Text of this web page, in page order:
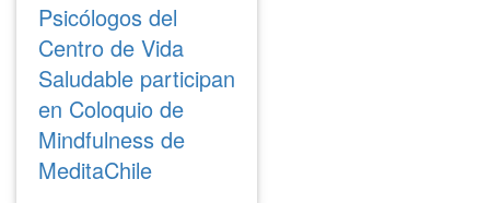
Psicólogos del
Centro de Vida
Saludable participan
en Coloquio de
Mindfulness de
MeditaChile